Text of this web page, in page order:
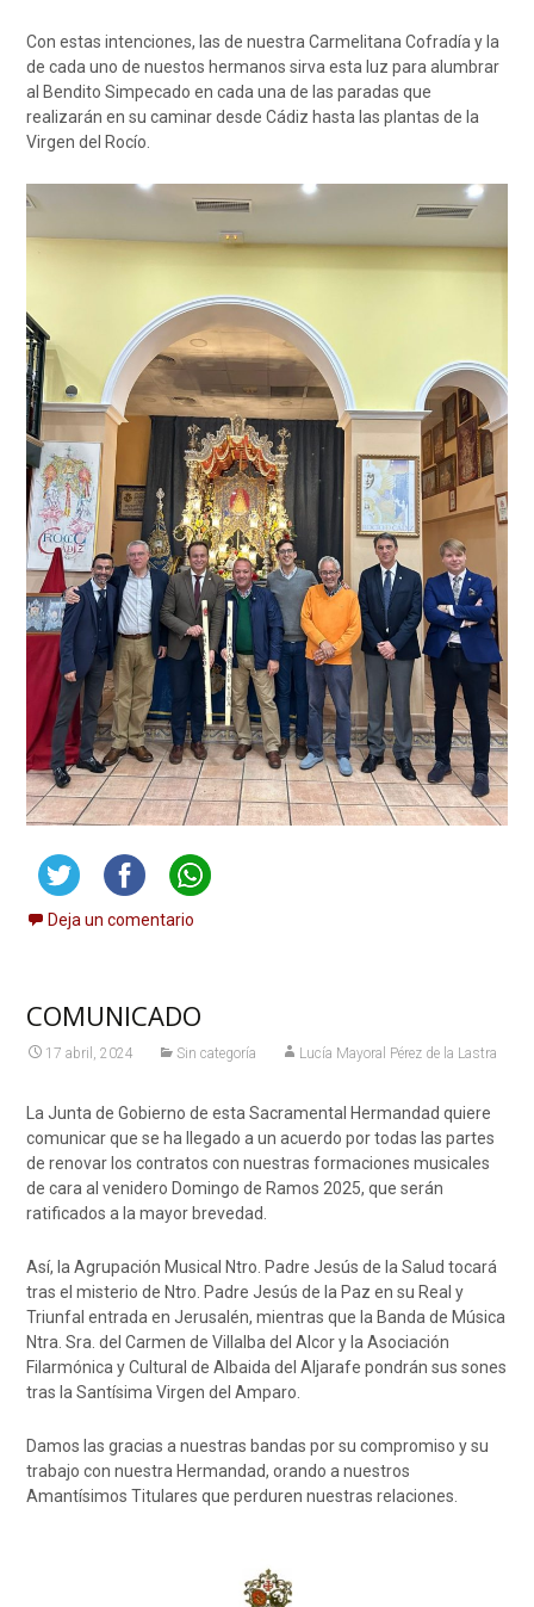
Con estas intenciones, las de nuestra Carmelitana Cofradía y la
de cada uno de nuestos hermanos sirva esta luz para alumbrar
al Bendito Simpecado en cada una de las paradas que
realizarán en su caminar desde Cádiz hasta las plantas de la
Virgen del Rocío.
Deja un comentario
COMUNICADO
17 abril, 2024 Sin categoría Lucía Mayoral Pérez de la Lastra
La Junta de Gobierno de esta Sacramental Hermandad quiere
comunicar que se ha llegado a un acuerdo por todas las partes
de renovar los contratos con nuestras formaciones musicales
de cara al venidero Domingo de Ramos 2025, que serán
ratificados a la mayor brevedad.
Así, la Agrupación Musical Ntro. Padre Jesús de la Salud tocará
tras el misterio de Ntro. Padre Jesús de la Paz en su Real y
Triunfal entrada en Jerusalén, mientras que la Banda de Música
Ntra. Sra. del Carmen de Villalba del Alcor y la Asociación
Filarmónica y Cultural de Albaida del Aljarafe pondrán sus sones
tras la Santísima Virgen del Amparo.
Damos las gracias a nuestras bandas por su compromiso y su
trabajo con nuestra Hermandad, orando a nuestros
Amantísimos Titulares que perduren nuestras relaciones.